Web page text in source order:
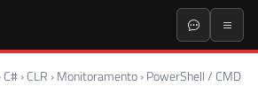
C# › CLR › Monitoramento › PowerShell / CMD